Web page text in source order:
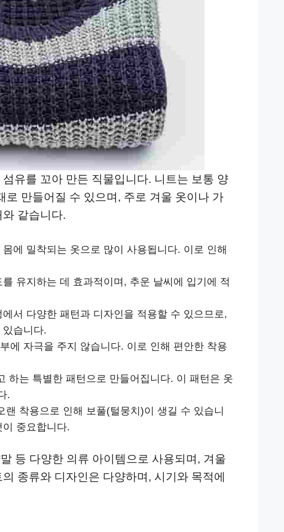
유를 꼬아 만든 직물입니다. 니트는 보통 양
로 만들어질 수 있으며, 주로 겨울 옷이나 가
같습니다.
에 밀착되는 옷으로 많이 사용됩니다. 이로 인해
유지하는 데 효과적이며, 추운 날씨에 입기에 적
서 다양한 패턴과 디자인을 적용할 수 있으므로,
습니다.
에 자극을 주지 않습니다. 이로 인해 편안한 착용
하는 특별한 패턴으로 만들어집니다. 이 패턴은 옷
.
랜 착용으로 인해 보풀(털뭉치)이 생길 수 있습니
중요합니다.
등 다양한 의류 아이템으로 사용되며, 겨울
종류와 디자인은 다양하며, 시기와 목적에